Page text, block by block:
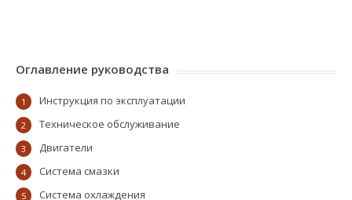
Оглавление руководства
1 Инструкция по эксплуатации
2 Техническое обслуживание
3 Двигатели
4 Система смазки
5 Система охлаждения